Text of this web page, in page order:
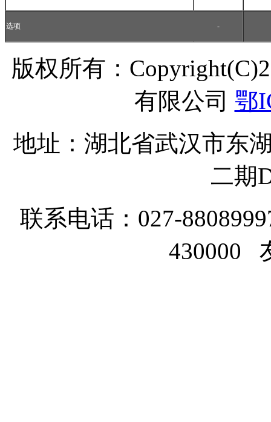
选项 -
版权所有：
有限公司 鄂
地址：湖北省武汉市东
二期
联系电话：027-
430000